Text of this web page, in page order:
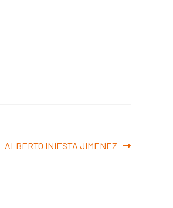
Siguiente:
ALBERTO INIESTA JIMENEZ